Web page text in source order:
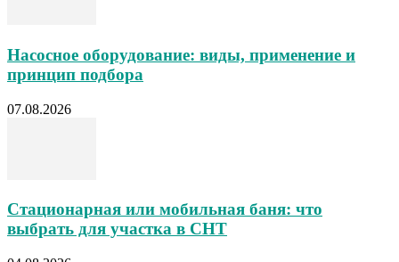
Насосное оборудование: виды, применение и
принцип подбора
07.08.2026
Стационарная или мобильная баня: что
выбрать для участка в СНТ